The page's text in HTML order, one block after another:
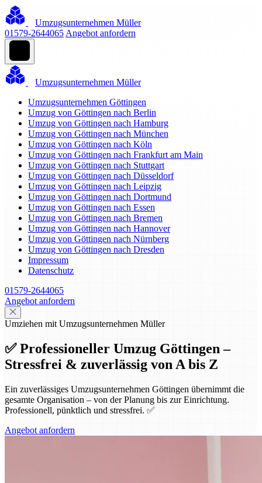
Umzugsunternehmen Müller
01579-2644065 Angebot anfordern
Umzugsunternehmen Müller
Umzugsunternehmen Göttingen
Umzug von Göttingen nach Berlin
Umzug von Göttingen nach Hamburg
Umzug von Göttingen nach München
Umzug von Göttingen nach Köln
Umzug von Göttingen nach Frankfurt am Main
Umzug von Göttingen nach Stuttgart
Umzug von Göttingen nach Düsseldorf
Umzug von Göttingen nach Leipzig
Umzug von Göttingen nach Dortmund
Umzug von Göttingen nach Essen
Umzug von Göttingen nach Bremen
Umzug von Göttingen nach Hannover
Umzug von Göttingen nach Nürnberg
Umzug von Göttingen nach Dresden
Impressum
Datenschutz
01579-2644065
Angebot anfordern
Umziehen mit Umzugsunternehmen Müller
✅ Professioneller Umzug Göttingen –
Stressfrei & zuverlässig von A bis Z
Ein zuverlässiges Umzugsunternehmen Göttingen übernimmt die
gesamte Organisation – von der Planung bis zur Einrichtung.
Professionell, pünktlich und stressfrei. ✅
Angebot anfordern